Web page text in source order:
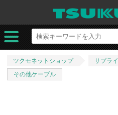
ツクモネットショップ サプライ
その他ケーブル